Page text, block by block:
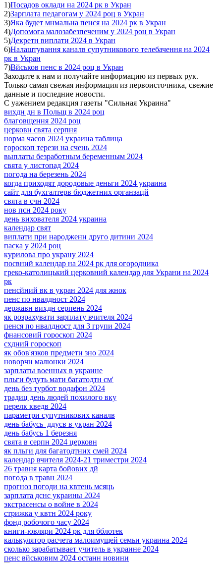
1)Посадов оклади на 2024 рк в Укран
2)Зарплата педагогам у 2024 роц в Укран
3)Яка будет мнмальна пенся на 2024 рк в Укран
4)Допомога малозабезпеченим у 2024 роц в Укран
5)Декретн виплати 2024 в Укран
6)Налаштування каналв супутникового телебачення на 2024
рк в Укран
7)Вйськов пенс в 2024 роц в Укран
Заходите к нам и получайте информацию из первых рук.
Только самая свежая информация из первоисточника, свежие
данные и последние новости.
С уажением редакция газеты "Сильная Украина"
вихдн дн в Польщ в 2024 роц
благовщення 2024 роц
церковн свята серпня
норма часов 2024 украина таблица
гороскоп терези на счень 2024
выплаты безработным беременным 2024
свята у листопад 2024
погода на березень 2024
когда приходят дородовые деньги 2024 украина
сайт для бухгалтерв бюджетних органзацй
свята в счн 2024
нов псн 2024 року
день вихователя 2024 украина
календар свят
виплати при народженн друго дитини 2024
паска у 2024 роц
курилова про украну 2024
посвний календар на 2024 рк для огородника
греко-католицький церковний календар для Украни на 2024
рк
пенсйний вк в укран 2024 для жнок
пенс по нвалдност 2024
державн вихдн серпень 2024
як розрахувати зарплату вчителя 2024
пенся по нвалдност для 3 групи 2024
фнансовий гороскоп 2024
схдний гороскоп
як обов'язков предмети зно 2024
новорчн малюнки 2024
зарплаты военных в украине
пльги будуть мати багатодтн см'
день без турбот водафон 2024
традиц день людей похилого вку
перелк кведв 2024
параметри супутникових каналв
день бабусь ддусв в укран 2024
день бабусь 1 березня
свята в серпн 2024 церковн
як пльги для багатодтних смей 2024
календар вчителя 2024-21 триместри 2024
26 травня карта бойових дй
погода в травн 2024
прогноз погоди на квтень мсяць
зарплата дснс украины 2024
экстрасенсы о войне в 2024
стрижка у квтн 2024 року
фонд робочого часу 2024
книги-ювляри 2024 рк для бблотек
калькулятор расчета малоимущей семьи украина 2024
сколько зарабатывает учитель в украине 2024
пенс вйськовим 2024 останн новини